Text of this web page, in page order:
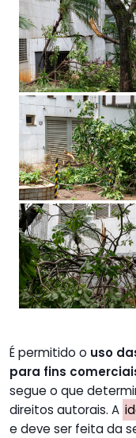
É permitido o uso
para fins
segue o que
direitos autorais. A
e deve ser feita da